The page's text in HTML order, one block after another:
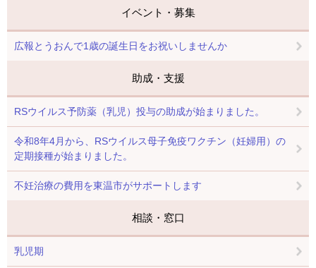
イベント・募集
広報とうおんで1歳の誕生日をお祝いしませんか
助成・支援
RSウイルス予防薬（乳児）投与の助成が始まりました。
令和8年4月から、RSウイルス母子免疫ワクチン（妊婦用）の
定期接種が始まりました。
不妊治療の費用を東温市がサポートします
相談・窓口
乳児期